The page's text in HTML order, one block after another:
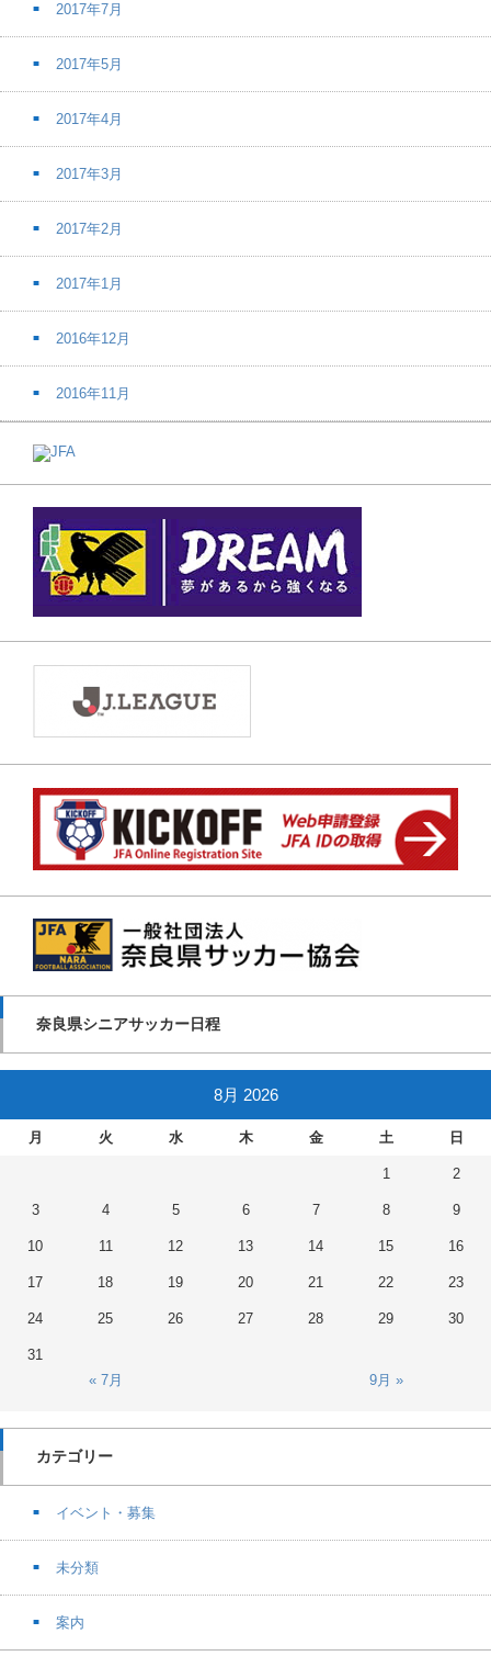
2017年7月
2017年5月
2017年4月
2017年3月
2017年2月
2017年1月
2016年12月
2016年11月
奈良県シニアサッカー日程
8月 2026
月 火 水 木 金 土 日
1 2
3 4 5 6 7 8 9
10 11 12 13 14 15 16
17 18 19 20 21 22 23
24 25 26 27 28 29 30
31
« 7月
9月 »
カテゴリー
イベント・募集
未分類
案内